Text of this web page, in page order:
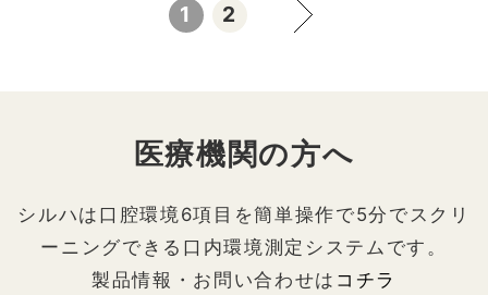
1 2
医療機関の方へ
シルハは口腔環境6項目を簡単操作で5分でスクリ
ーニングできる口内環境測定システムです。
製品情報・お問い合わせは コチラ